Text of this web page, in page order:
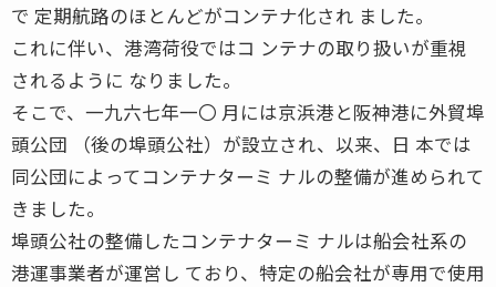
で 定期航路のほとんどがコンテナ化され ました。
これに伴い、港湾荷役ではコ ンテナの取り扱いが重視
されるように なりました。
そこで、一九六七年一〇 月には京浜港と阪神港に外貿埠
頭公団 （後の埠頭公社）が設立され、以来、日 本では
同公団によってコンテナターミ ナルの整備が進められて
きました。
埠頭公社の整備したコンテナターミ ナルは船会社系の
港運事業者が運営し ており、特定の船会社が専用で使用